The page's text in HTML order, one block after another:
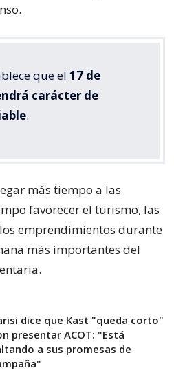
que el 17 de
carácter de
.
más tiempo a las
favorecer el turismo, las
emprendimientos durante
más importantes del
dice que Kast "queda corto"
presentar ACOT: "Está
a sus promesas de